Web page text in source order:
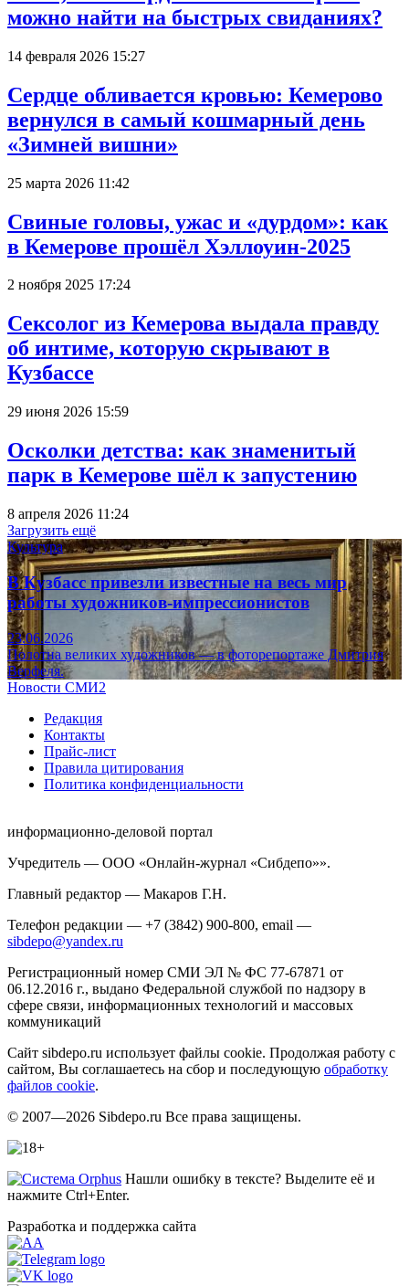
можно найти на быстрых свиданиях?
14 февраля 2026 15:27
Сердце обливается кровью: Кемерово
вернулся в самый кошмарный день
«Зимней вишни»
25 марта 2026 11:42
Свиные головы, ужас и «дурдом»: как
в Кемерове прошёл Хэллоуин-2025
2 ноября 2025 17:24
Сексолог из Кемерова выдала правду
об интиме, которую скрывают в
Кузбассе
29 июня 2026 15:59
Осколки детства: как знаменитый
парк в Кемерове шёл к запустению
8 апреля 2026 11:24
Загрузить ещё
Культура
В Кузбасс привезли известные на весь мир
работы художников-импрессионистов
23.06.2026
Полотна великих художников — в фоторепортаже Дмитрия
Верфеля.
Новости СМИ2
Редакция
Контакты
Прайс-лист
Правила цитирования
Политика конфиденциальности
информационно-деловой портал
Учредитель — ООО «Онлайн-журнал «Сибдепо»».
Главный редактор — Макаров Г.Н.
Телефон редакции — +7 (3842) 900-800, email —
sibdepo@yandex.ru
Регистрационный номер СМИ ЭЛ № ФС 77-67871 от
06.12.2016 г., выдано Федеральной службой по надзору в
сфере связи, информационных технологий и массовых
коммуникаций
Сайт sibdepo.ru использует файлы cookie. Продолжая работу с
сайтом, Вы соглашаетесь на сбор и последующую обработку
файлов cookie.
© 2007—2026 Sibdepo.ru Все права защищены.
Нашли ошибку в тексте? Выделите её и
нажмите Ctrl+Enter.
Разработка и поддержка сайта